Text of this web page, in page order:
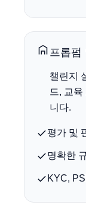
프롭펌
챌린지
드, 교
니다.
평가 및
명확한
KYC,